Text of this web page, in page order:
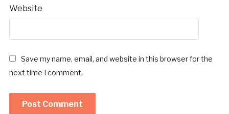
Website
Save my name, email, and website in this browser for the
next time I comment.